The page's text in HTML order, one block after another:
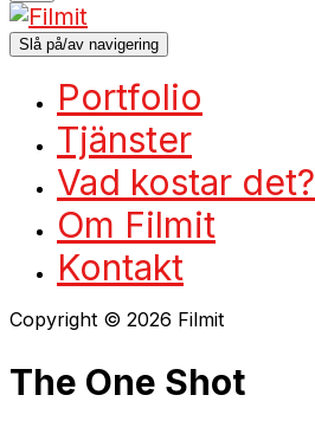
Slå på/av navigering
Portfolio
Tjänster
Vad kostar det?
Om Filmit
Kontakt
Copyright © 2026 Filmit
The One Shot